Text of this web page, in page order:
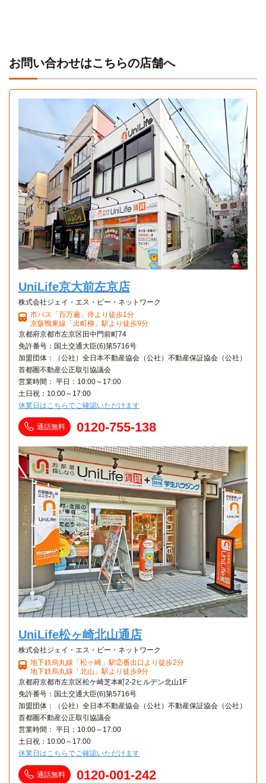
Aタイプ
1K 19.4㎡〜20㎡
お問い合わせはこちらの店舗へ
UniLife京大前左京店
株式会社ジェイ・エス・ビー・ネットワーク
市バス「百万遍」停より徒歩1分
京阪鴨東線「出町柳」駅より徒歩9分
京都府京都市左京区田中門前町74
免許番号：国土交通大臣(6)第5716号
加盟団体：（公社）全日本不動産協会（公社）不動産保証協会（公社）
首都圏不動産公正取引協議会
営業時間： 平日：10:00～17:00
土日祝：10:00～17:00
休業日はこちらでご確認いただけます
通話無料 0120-755-138
UniLife松ヶ崎北山通店
株式会社ジェイ・エス・ビー・ネットワーク
地下鉄烏丸線「松ヶ崎」駅②番出口より徒歩2分
地下鉄烏丸線「北山」駅より徒歩9分
京都府京都市左京区松ケ崎芝本町2-2ヒルデン北山1F
免許番号：国土交通大臣(6)第5716号
加盟団体：（公社）全日本不動産協会（公社）不動産保証協会（公社）
首都圏不動産公正取引協議会
営業時間： 平日：10:00～17:00
土日祝：10:00～17:00
休業日はこちらでご確認いただけます
通話無料 0120-001-242